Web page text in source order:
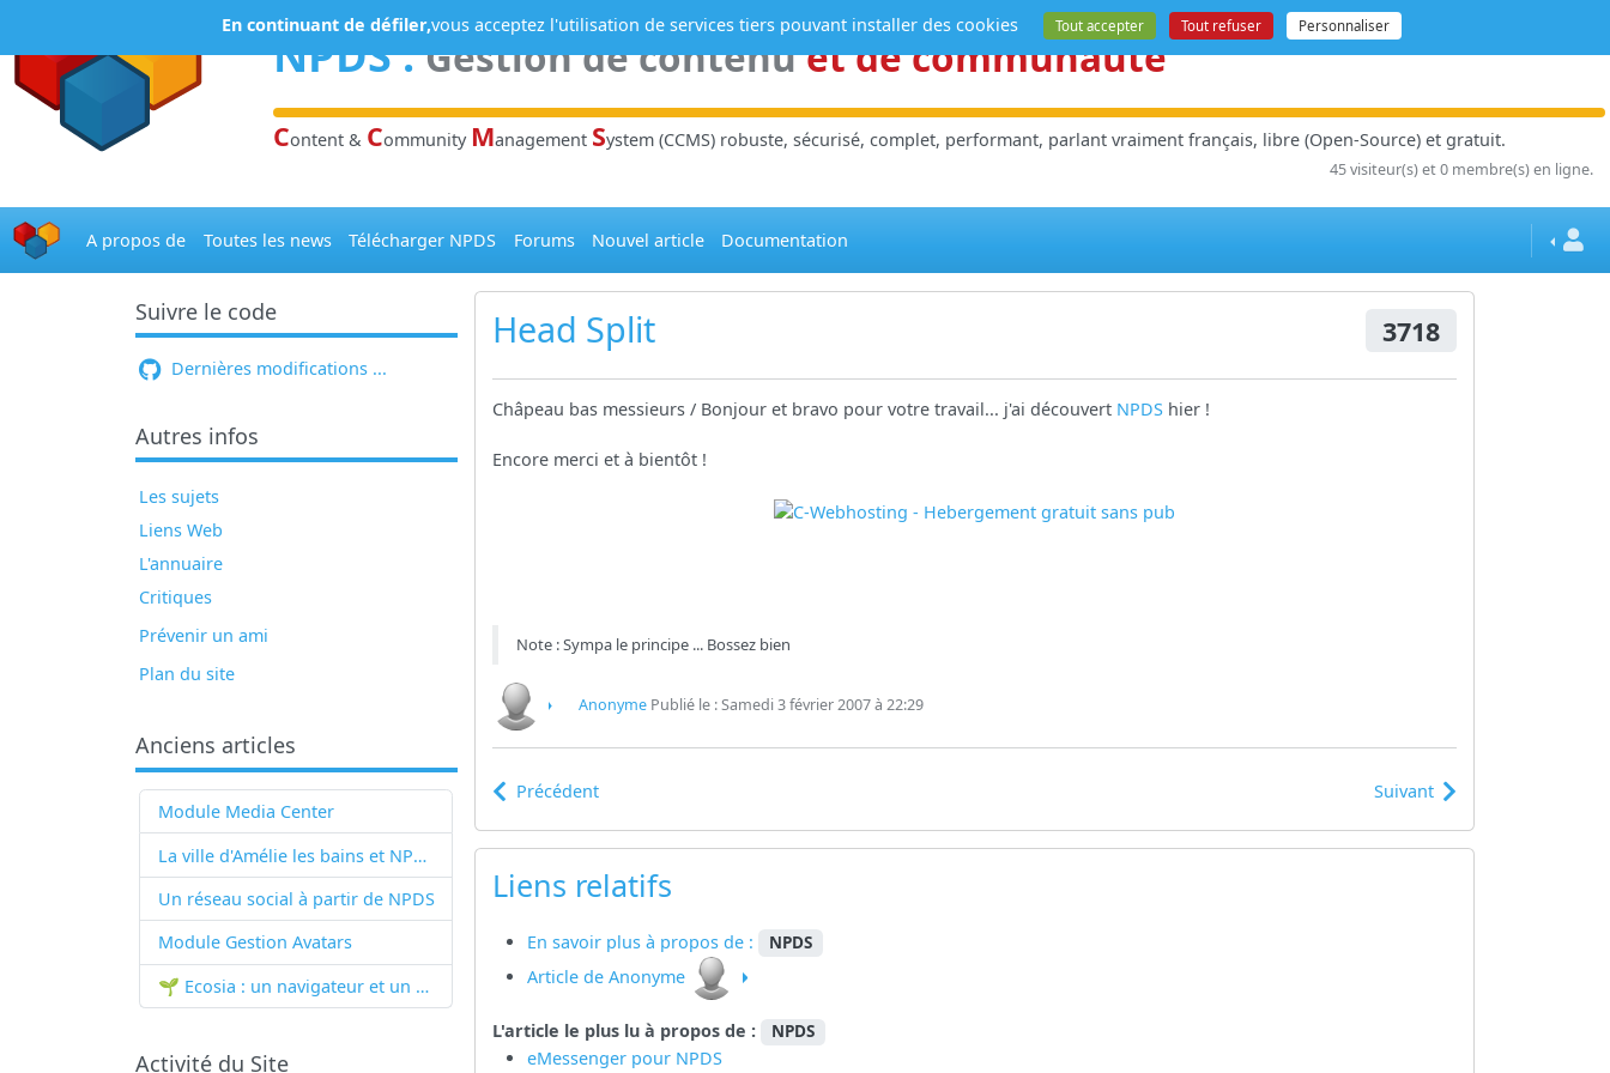
NPDS:Gestion de contenuet de communauté
Content & Community Management System (CCMS) robuste, sécurisé, complet, performant, parlant vraiment français, libre (Open-Source) et gratuit.
45 visiteur(s) et 0 membre(s) en ligne.
A propos de Toutes les news Télécharger NPDS Forums Nouvel article Documentation
Suivre le code
Dernières modifications ...
Autres infos
Les sujets
Liens Web
L'annuaire
Critiques
Prévenir un ami
Plan du site
Anciens articles
Module Media Center
La ville d'Amélie les bains et NPDS
Un réseau social à partir de NPDS
Module Gestion Avatars
🌱 Ecosia : un navigateur et un moteur de recherche qui plantent des arbres !...
Activité du Site
Head Split 3718
Châpeau bas messieurs / Bonjour et bravo pour votre travail... j'ai découvert NPDS hier !
Encore merci et à bientôt !
Note : Sympa le principe ... Bossez bien
AnonymePublié le : Samedi 3 février 2007 à 22:29
Précédent Suivant
Liens relatifs
En savoir plus à propos de : NPDS
Article de Anonyme
L'article le plus lu à propos de : NPDS
eMessenger pour NPDS
En continuant de défiler,vous acceptez l'utilisation de services tiers pouvant installer des cookies Tout accepter Tout refuser Personnaliser